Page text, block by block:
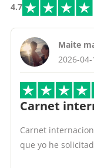
4.7
Maite
2026-04-
Carnet
Carnet
que yo he